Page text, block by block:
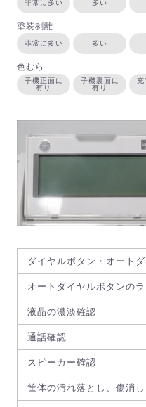
非常に多い 多い
塗装剥離
非常に多い 多い
色むら
子機正面に
有り
子機裏面に
有り
充
ダイヤルボタン・オート
オートダイヤルボタンの
液晶の濃淡確認
通話確認
スピーカー確認
筐体の汚れ落とし、傷消し